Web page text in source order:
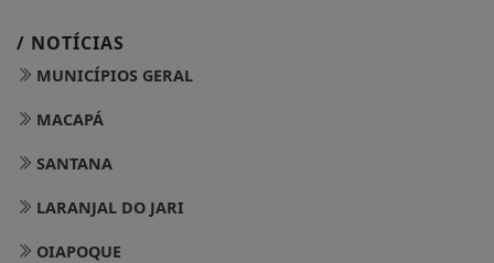
/ NOTÍCIAS
MUNICÍPIOS GERAL
MACAPÁ
SANTANA
LARANJAL DO JARI
OIAPOQUE